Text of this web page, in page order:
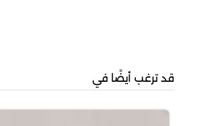
قد ترغب أيضًا في